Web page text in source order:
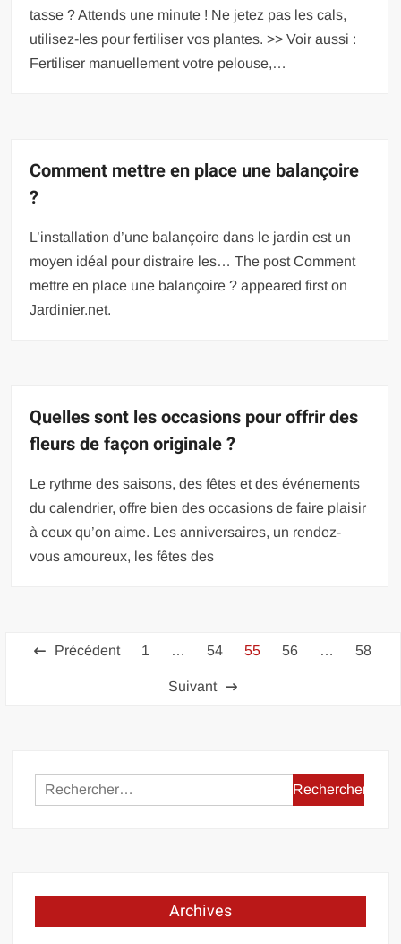
tasse ? Attends une minute ! Ne jetez pas les cals,
utilisez-les pour fertiliser vos plantes. >> Voir aussi :
Fertiliser manuellement votre pelouse,…
Comment mettre en place une balançoire
?
L’installation d’une balançoire dans le jardin est un
moyen idéal pour distraire les… The post Comment
mettre en place une balançoire ? appeared first on
Jardinier.net.
Quelles sont les occasions pour offrir des
fleurs de façon originale ?
Le rythme des saisons, des fêtes et des événements
du calendrier, offre bien des occasions de faire plaisir
à ceux qu’on aime. Les anniversaires, un rendez-
vous amoureux, les fêtes des
Pagination
Précédent 1 … 54 55 56 … 58
Suivant
Rechercher :
Archives